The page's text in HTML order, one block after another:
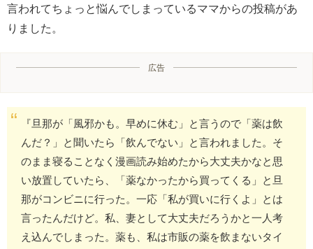
言われてちょっと悩んでしまっているママからの投稿があ
りました。
広告
『旦那が「風邪かも。早めに休む」と言うので「薬は飲
んだ？」と聞いたら「飲んでない」と言われました。そ
のまま寝ることなく漫画読み始めたから大丈夫かなと思
い放置していたら、「薬なかったから買ってくる」と旦
那がコンビニに行った。一応「私が買いに行くよ」とは
言ったんだけど。私、妻として大丈夫だろうかと一人考
え込んでしまった。薬も、私は市販の薬を飲まないタイ